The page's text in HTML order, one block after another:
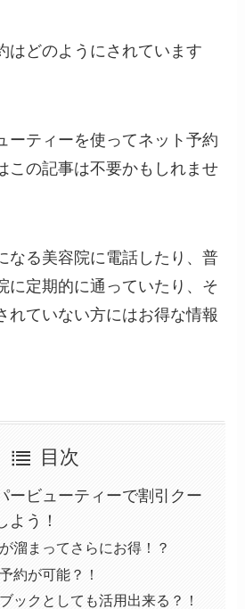
はどのようにされています
ーティーを使ってネット予約
この記事は不要かもしれませ
なる美容院に電話したり、普
に定期的に通っていたり、そ
れていない方にはお得な情報
目次
ービューティーで割引クー
よう！
溜まってさらにお得！？
約が可能？！
ックとしても活用出来る？！